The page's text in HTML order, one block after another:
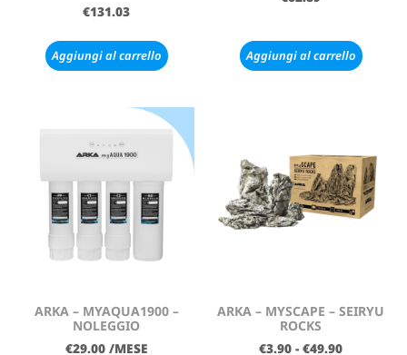
€131.03
Aggiungi al carrello Aggiungi al carrello
ARKA – MYAQUA1900 –
NOLEGGIO
€29.00 /MESE
ARKA – MYSCAPE – SEIRYU
ROCKS
€3.90 - €49.90